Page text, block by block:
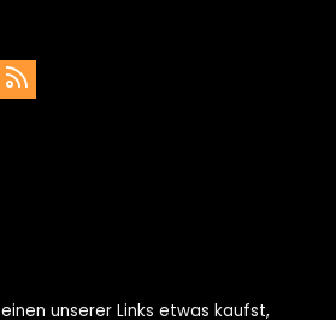
unserer Links etwas kaufst,